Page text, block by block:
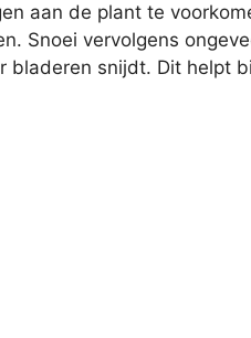
aan de plant te
Snoei vervolgens
snijdt. Dit helpt